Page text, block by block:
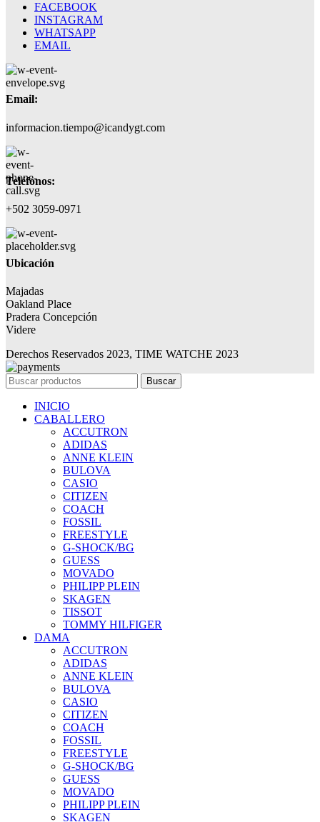
FACEBOOK
INSTAGRAM
WHATSAPP
EMAIL
Email:
informacion.tiempo@icandygt.com
Teléfonos:
+502 3059-0971
Ubicación
Majadas
Oakland Place
Pradera Concepción
Videre
Derechos Reservados 2023, TIME WATCHE 2023
Buscar
INICIO
CABALLERO
ACCUTRON
ADIDAS
ANNE KLEIN
BULOVA
CASIO
CITIZEN
COACH
FOSSIL
FREESTYLE
G-SHOCK/BG
GUESS
MOVADO
PHILIPP PLEIN
SKAGEN
TISSOT
TOMMY HILFIGER
DAMA
ACCUTRON
ADIDAS
ANNE KLEIN
BULOVA
CASIO
CITIZEN
COACH
FOSSIL
FREESTYLE
G-SHOCK/BG
GUESS
MOVADO
PHILIPP PLEIN
SKAGEN